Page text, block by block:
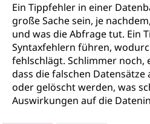
Ein Tippfehler in einer
große Sache sein, je
und was die Abfrage tut. Ein
Syntaxfehlern führen,
fehlschlägt. Schlimmer noch,
dass die falschen
oder gelöscht werden, was
Auswirkungen auf die